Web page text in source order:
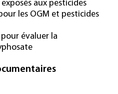
aux pesticides
les OGM et pesticides
pour évaluer la